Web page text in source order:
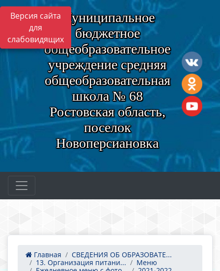
Версия сайта
для
слабовидящих
Муниципальное
бюджетное
общеобразовательное
учреждение средняя
общеобразовательная
школа № 68
Ростовская область,
поселок
Новоперсиановка
Главная
СВЕДЕНИЯ ОБ ОБРАЗОВАТЕ...
13. Организация питани...
Меню